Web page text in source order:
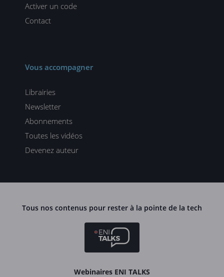
Activer un code
Contact
Vous accompagner
Librairies
Newsletter
Abonnements
Toutes les vidéos
Devenez auteur
Tous nos contenus pour rester à la pointe de la tech
Webinaires ENI TALKS